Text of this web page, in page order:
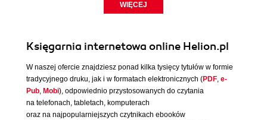
WIĘCEJ
Księgarnia internetowa online Helion.pl
W naszej ofercie znajdziesz ponad kilka tysięcy tytułów w formie
tradycyjnego druku, jak i w formatach elektronicznych (PDF, e-
Pub, Mobi), odpowiednio przystosowanych do czytania
na telefonach, tabletach, komputerach
oraz na najpopularniejszych czytnikach ebooków